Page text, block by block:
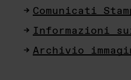
Comunicati
Informazioni
Archivio